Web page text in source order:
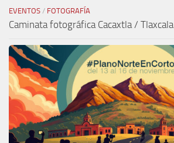
EVENTOS / FOTOGRAFÍA
Caminata fotográfica Cacaxtla / Tlaxcala